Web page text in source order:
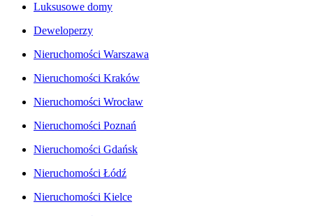
Luksusowe domy
Deweloperzy
Nieruchomości Warszawa
Nieruchomości Kraków
Nieruchomości Wrocław
Nieruchomości Poznań
Nieruchomości Gdańsk
Nieruchomości Łódź
Nieruchomości Kielce